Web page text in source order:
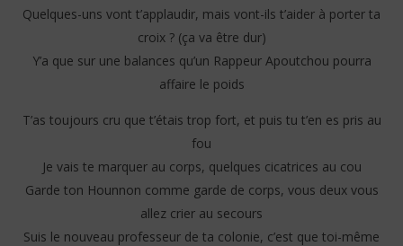
Quelques-uns vont t’applaudir, mais vont-ils t’aider à porter ta
croix ? (ça va être dur)
Y’a que sur une balances qu’un Rappeur Apoutchou pourra
affaire le poids
T’as toujours cru que t’étais trop fort, et puis tu t’en es pris au
fou
Je vais te marquer au corps, quelques cicatrices au cou
Garde ton Hounnon comme garde de corps, vous deux vous
allez crier au secours
Suis le nouveau professeur de ta colonie, c’est que toi-même